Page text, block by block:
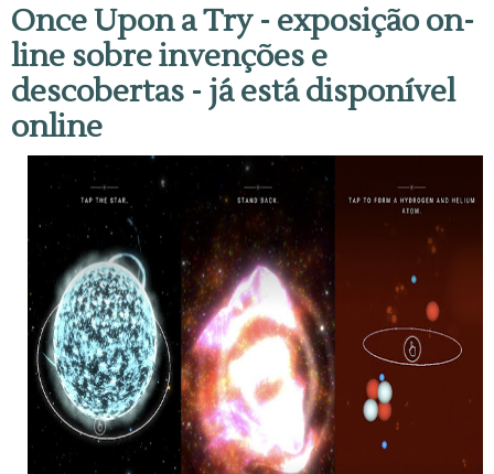
Once Upon a Try - exposição on-
line sobre invenções e
descobertas - já está disponível
online